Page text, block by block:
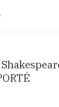
BAUME-LES-